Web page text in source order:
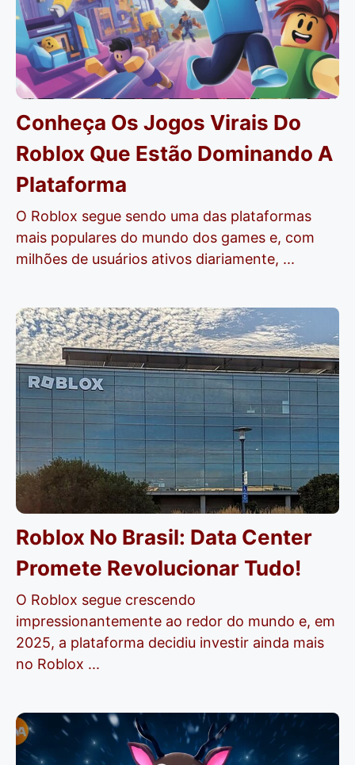
Conheça Os Jogos Virais Do
Roblox Que Estão Dominando A
Plataforma
O Roblox segue sendo uma das plataformas
mais populares do mundo dos games e, com
milhões de usuários ativos diariamente, ...
Roblox No Brasil: Data Center
Promete Revolucionar Tudo!
O Roblox segue crescendo
impressionantemente ao redor do mundo e, em
2025, a plataforma decidiu investir ainda mais
no Roblox ...